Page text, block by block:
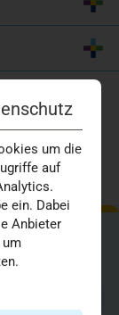
um die
auf
ein. Dabei
Anbieter
um